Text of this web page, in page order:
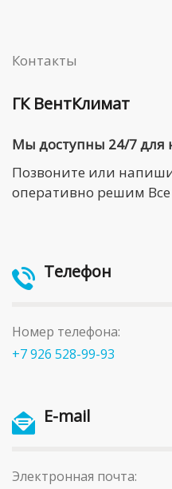
Контакты
ГК ВентКлимат
Мы доступны 24/7 для
Позвоните или
оперативно решим
Телефон
Номер телефона:
+7 926 528-99-93
E-mail
Электронная почта: